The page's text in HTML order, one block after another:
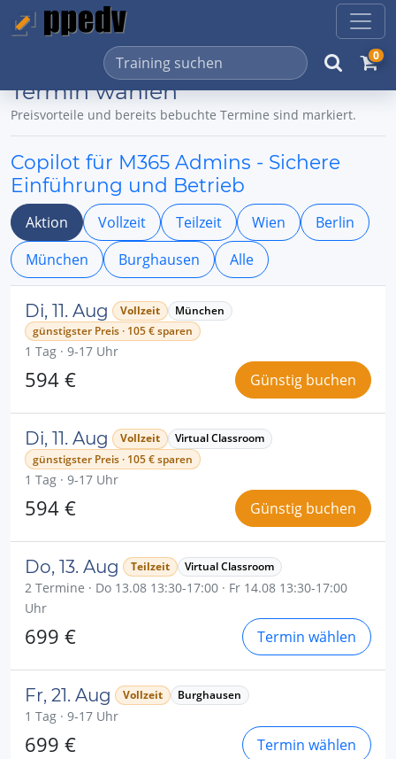
0
Termin wählen
Preisvorteile und bereits bebuchte Termine sind markiert.
Copilot für M365 Admins - Sichere
Einführung und Betrieb
Aktion Vollzeit Teilzeit Wien
Berlin
München
Burghausen Alle
Di, 11. Aug Vollzeit
München
günstigster Preis · 105 € sparen
1 Tag · 9-17 Uhr
594 € Günstig buchen
Di, 11. Aug Vollzeit
Virtual Classroom
günstigster Preis · 105 € sparen
1 Tag · 9-17 Uhr
594 € Günstig buchen
Do, 13. Aug Teilzeit Virtual Classroom
2 Termine · Do 13.08 13:30-17:00 · Fr 14.08 13:30-17:00
Uhr
699 € Termin wählen
Fr, 21. Aug Vollzeit Burghausen
1 Tag · 9-17 Uhr
699 € Termin wählen